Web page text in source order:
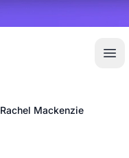
Rachel Mackenzie